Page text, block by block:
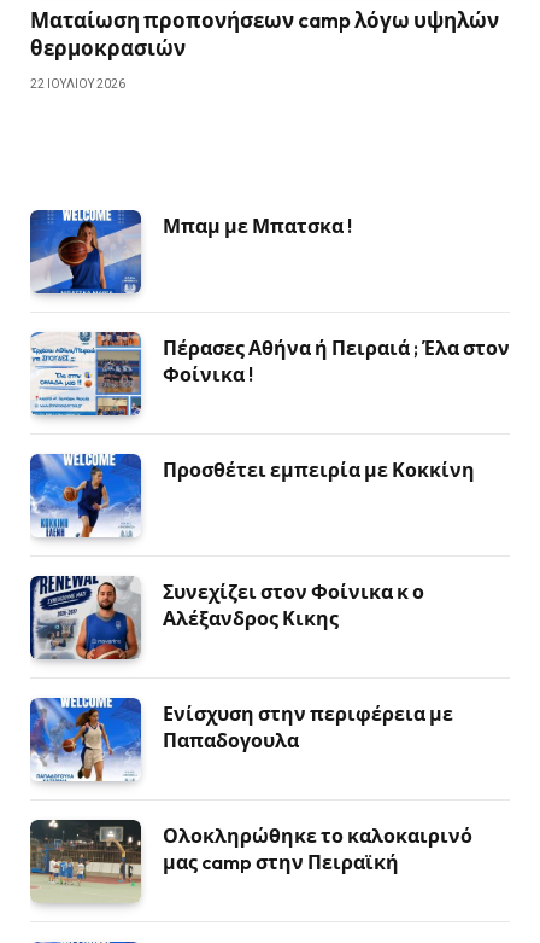
Ματαίωση προπονήσεων camp λόγω υψηλών
θερμοκρασιών
22 ΙΟΥΛΊΟΥ 2026
Μπαμ με Μπατσκα !
Πέρασες Αθήνα ή Πειραιά ; Έλα στον
Φοίνικα !
Προσθέτει εμπειρία με Κοκκίνη
Συνεχίζει στον Φοίνικα κ ο
Αλέξανδρος Κικης
Ενίσχυση στην περιφέρεια με
Παπαδογουλα
Ολοκληρώθηκε το καλοκαιρινό
μας camp στην Πειραϊκή